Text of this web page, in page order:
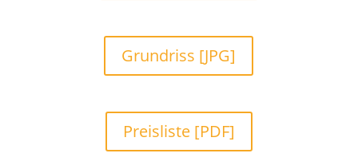
Grundriss [JPG]
Preisliste [PDF]